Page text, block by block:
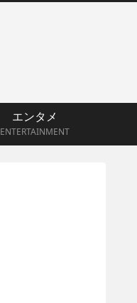
エンタメ
ENTERTAINMENT